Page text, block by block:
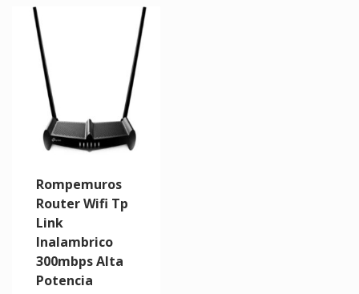
Rompemuros
Router Wifi Tp
Link
Inalambrico
300mbps Alta
Potencia